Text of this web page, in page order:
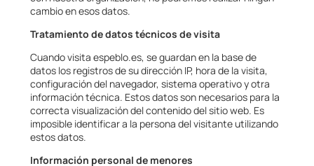
cambio en esos datos.
Tratamiento de datos técnicos de visita
Cuando visita espeblo.es, se guardan en la base de
datos los registros de su dirección IP, hora de la visita,
configuración del navegador, sistema operativo y otra
información técnica. Estos datos son necesarios para la
correcta visualización del contenido del sitio web. Es
imposible identificar a la persona del visitante utilizando
estos datos.
Información personal de menores